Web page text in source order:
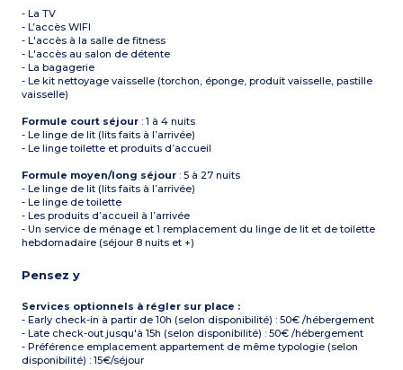
- La TV
- L’accès WIFI
- L'accès à la salle de fitness
- L'accès au salon de détente
- La bagagerie
- Le kit nettoyage vaisselle (torchon, éponge, produit vaisselle, pastille
vaisselle)
Formule court séjour : 1 à 4 nuits
- Le linge de lit (lits faits à l’arrivée)
- Le linge toilette et produits d’accueil
Formule moyen/long séjour : 5 à 27 nuits
- Le linge de lit (lits faits à l’arrivée)
- Le linge de toilette
- Les produits d’accueil à l’arrivée
- Un service de ménage et 1 remplacement du linge de lit et de toilette
hebdomadaire (séjour 8 nuits et +)
Pensez y
Services optionnels à régler sur place :
- Early check-in à partir de 10h (selon disponibilité) : 50€ /hébergement
- Late check-out jusqu'à 15h (selon disponibilité) : 50€ /hébergement
- Préférence emplacement appartement de même typologie (selon
disponibilité) : 15€/séjour